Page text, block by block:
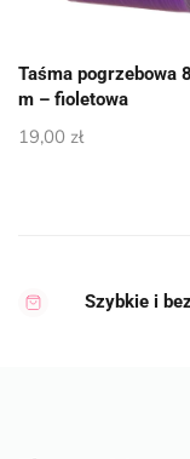
Taśma pogrzebowa
m – fioletowa
19,00 zł
Szybkie i